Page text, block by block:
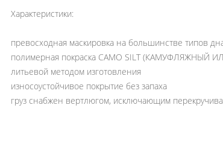
Характеристики:
превосходная маскировка на большинстве типов
полимерная покраска CAMO SILT (КАМУФЛЯЖНЫЙ
литьевой методом изготовления
износоустойчивое покрытие без запаха
груз снабжен вертлюгом, исключающим